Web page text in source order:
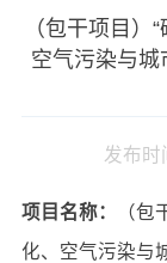
（包干项目）
空气污染与
发布时
项目名称：
（包
化、空气污染与